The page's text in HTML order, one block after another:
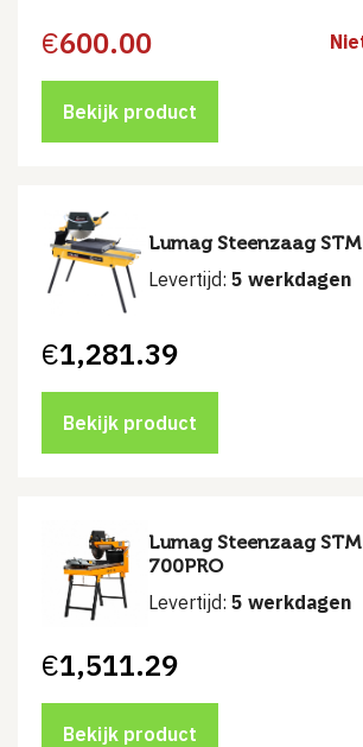
€600.00
Bekijk product
Lumag Steenzaag
Levertijd: 5 werkdagen
€1,281.39
Bekijk product
Lumag Steenzaag
700PRO
Levertijd: 5 werkdagen
€1,511.29
Bekijk product